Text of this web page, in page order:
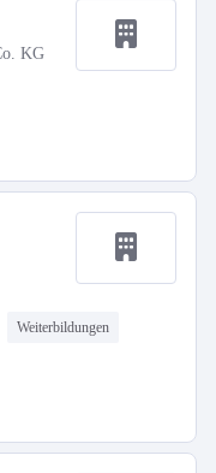
KG
Weiterbildungen